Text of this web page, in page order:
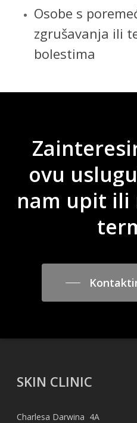
Osobe s
zgrušavanja ili
bolestima
ovu
nam upit ili
SKIN CLINIC
Charlesa Darwina 4A